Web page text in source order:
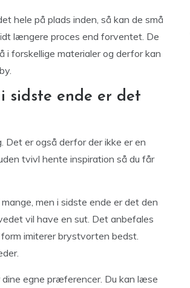
hele på plads inden, så kan de små
længere proces end forventet. De
i forskellige materialer og derfor kan
sidste ende er det
Det er også derfor der ikke er en
tvivl hente inspiration så du får
men i sidste ende er det den
vil have en sut. Det anbefales
imiterer brystvorten bedst.
egne præferencer. Du kan læse